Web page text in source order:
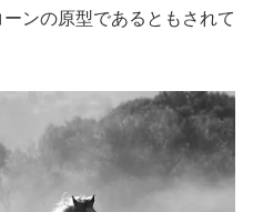
ンの原型であるともされて